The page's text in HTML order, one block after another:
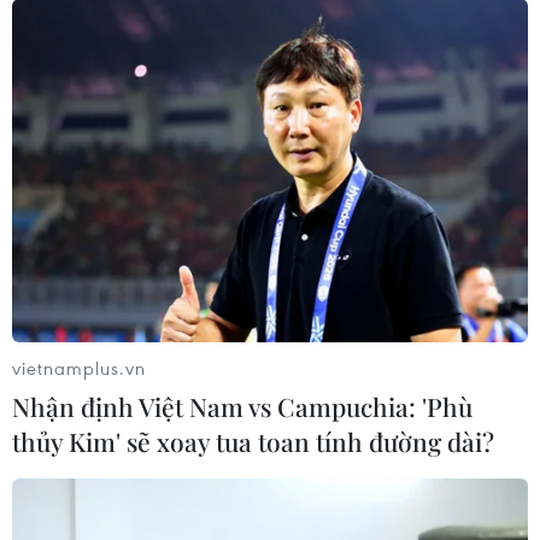
06/08/2026 13:06
Đắk Lắk truy quét, xử lý tình trạng
phá rừng, lấn chiếm đất rừng
06/08/2026 12:36
Sẽ thi công đồng loạt Dự án cao tốc
Vinh-Thanh Thủy trong tháng 9
06/08/2026 12:25
Chưa đầu tư mở rộng Quốc lộ 1 đoạn
vietnamplus.vn
Nhận định Việt Nam vs Campuchia: 'Phù
thủy Kim' sẽ xoay tua toan tính đường dài?